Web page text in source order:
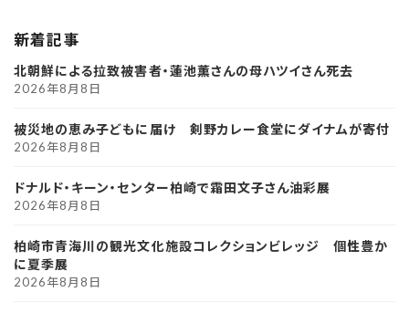
新着記事
北朝鮮による拉致被害者・蓮池薫さんの母ハツイさん死去
2026年8月8日
被災地の恵み子どもに届け 剣野カレー食堂にダイナムが寄付
2026年8月8日
ドナルド・キーン・センター柏崎で霜田文子さん油彩展
2026年8月8日
柏崎市青海川の観光文化施設コレクションビレッジ 個性豊か
に夏季展
2026年8月8日